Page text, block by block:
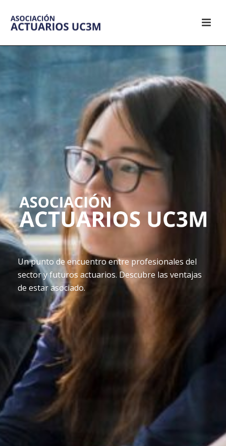
Un punto de encuentro entre profesionales del
sector y futuros actuarios. Descubre las ventajas
de estar asociado.